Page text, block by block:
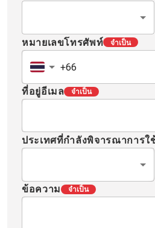
หมายเลขโทรศัพท์ จำเป็น
ที่อยู่อีเมล จำเป็น
ประเทศที่กำลังพิจารณาการใ
ข้อความ จำเป็น